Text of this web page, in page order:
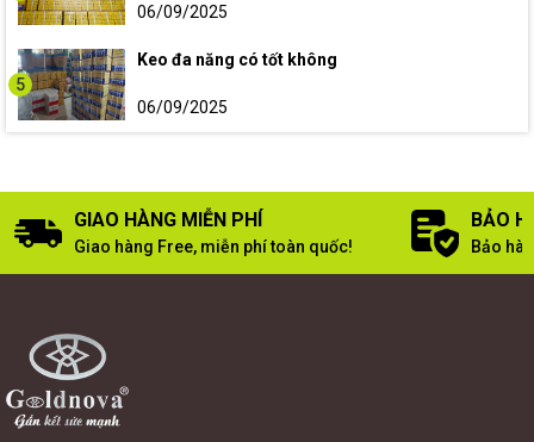
06/09/2025
5
Keo đa năng có tốt không
06/09/2025
GIAO HÀNG MIỄN PHÍ
Giao hàng Free, miễn phí toàn quốc!
BẢO
Bảo